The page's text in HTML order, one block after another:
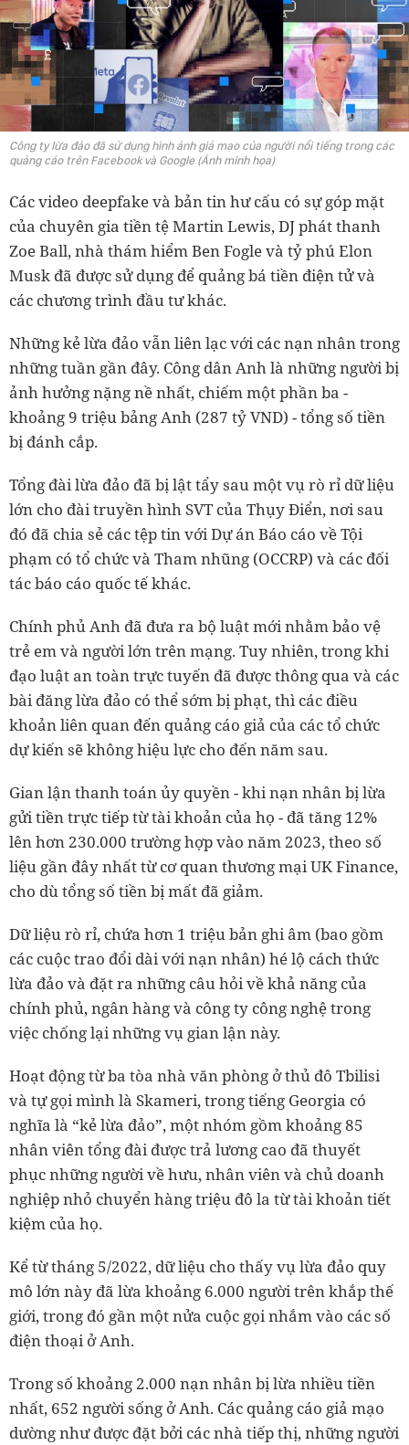
Công ty lừa đảo đã sử dụng hình ảnh giả mạo của người nổi tiếng trong các
quảng cáo trên Facebook và Google (Ảnh minh họa)
Các video deepfake và bản tin hư cấu có sự góp mặt
của chuyên gia tiền tệ Martin Lewis, DJ phát thanh
Zoe Ball, nhà thám hiểm Ben Fogle và tỷ phú Elon
Musk đã được sử dụng để quảng bá tiền điện tử và
các chương trình đầu tư khác.
Những kẻ lừa đảo vẫn liên lạc với các nạn nhân trong
những tuần gần đây. Công dân Anh là những người bị
ảnh hưởng nặng nề nhất, chiếm một phần ba -
khoảng 9 triệu bảng Anh (287 tỷ VND) - tổng số tiền
bị đánh cắp.
Tổng đài lừa đảo đã bị lật tẩy sau một vụ rò rỉ dữ liệu
lớn cho đài truyền hình SVT của Thụy Điển, nơi sau
đó đã chia sẻ các tệp tin với Dự án Báo cáo về Tội
phạm có tổ chức và Tham nhũng (OCCRP) và các đối
tác báo cáo quốc tế khác.
Chính phủ Anh đã đưa ra bộ luật mới nhằm bảo vệ
trẻ em và người lớn trên mạng. Tuy nhiên, trong khi
đạo luật an toàn trực tuyến đã được thông qua và các
bài đăng lừa đảo có thể sớm bị phạt, thì các điều
khoản liên quan đến quảng cáo giả của các tổ chức
dự kiến sẽ không hiệu lực cho đến năm sau.
Gian lận thanh toán ủy quyền - khi nạn nhân bị lừa
gửi tiền trực tiếp từ tài khoản của họ - đã tăng 12%
lên hơn 230.000 trường hợp vào năm 2023, theo số
liệu gần đây nhất từ cơ quan thương mại UK Finance,
cho dù tổng số tiền bị mất đã giảm.
Dữ liệu rò rỉ, chứa hơn 1 triệu bản ghi âm (bao gồm
các cuộc trao đổi dài với nạn nhân) hé lộ cách thức
lừa đảo và đặt ra những câu hỏi về khả năng của
chính phủ, ngân hàng và công ty công nghệ trong
việc chống lại những vụ gian lận này.
Hoạt động từ ba tòa nhà văn phòng ở thủ đô Tbilisi
và tự gọi mình là Skameri, trong tiếng Georgia có
nghĩa là “kẻ lừa đảo”, một nhóm gồm khoảng 85
nhân viên tổng đài được trả lương cao đã thuyết
phục những người về hưu, nhân viên và chủ doanh
nghiệp nhỏ chuyển hàng triệu đô la từ tài khoản tiết
kiệm của họ.
Kể từ tháng 5/2022, dữ liệu cho thấy vụ lừa đảo quy
mô lớn này đã lừa khoảng 6.000 người trên khắp thế
giới, trong đó gần một nửa cuộc gọi nhắm vào các số
điện thoại ở Anh.
Trong số khoảng 2.000 nạn nhân bị lừa nhiều tiền
nhất, 652 người sống ở Anh. Các quảng cáo giả mạo
dường như được đặt bởi các nhà tiếp thị, những người